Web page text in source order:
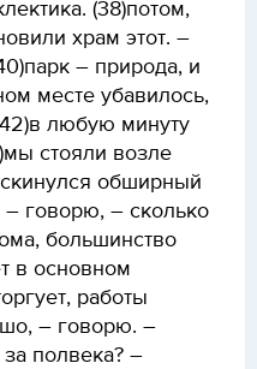
(38)потом,
храм этот. –
– природа, и
месте убавилось,
любую минуту
стояли возле
обширный
– говорю, – сколько
большинство
в основном
работы
– говорю. –
полвека? –